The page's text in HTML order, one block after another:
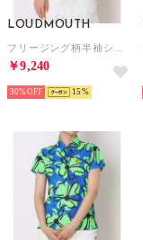
LOUDMOUTH
フリージング柄半袖シャツ （997）
￥9,240
30% 15